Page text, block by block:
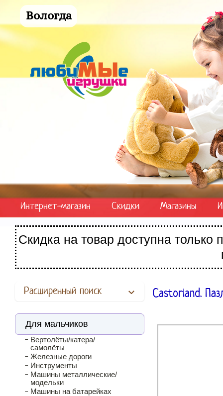
Интернет-магазин Скидки Магазины
Вологда
Скидка на товар доступна только
Castorland.
Расширенный поиск
Для мальчиков
Вертолёты/катера/
самолёты
Железные дороги
Инструменты
Машины металлические/
модельки
Машины на батарейках